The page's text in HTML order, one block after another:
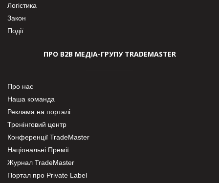
Логістика
Закон
Події
ПРО В2В МЕДІА-ГРУПУ TRADEMASTER
Про нас
Наша команда
Реклама на порталі
Тренінговий центр
Конференції TradeMaster
Національні Премії
Журнал TradeMaster
Портал про Private Label